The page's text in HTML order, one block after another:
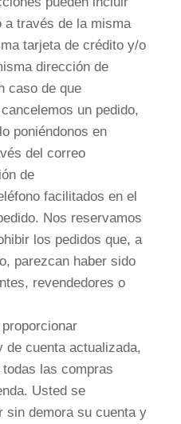
a través de la misma
tarjeta de crédito y/o
dirección de
caso de que
un pedido,
poniéndonos en
del correo
de
facilitados en el
Nos reservamos
los pedidos que, a
parezcan haber sido
revendedores o
de cuenta actualizada,
las compras
Usted se
sin demora su cuenta y